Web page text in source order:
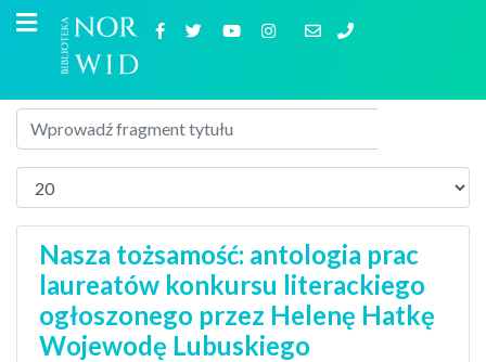
Nasza tożsamość: antologia prac
laureatów konkursu literackiego
ogłoszonego przez Helenę Hatkę
Wojewodę Lubuskiego